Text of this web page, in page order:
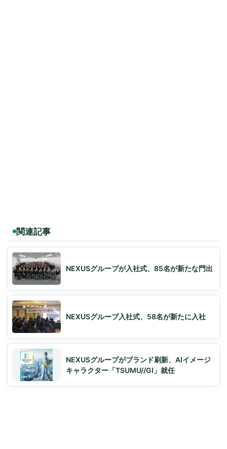
関連記事
NEXUSグループが入社式、85名が新たな門出
NEXUSグループ入社式、58名が新たに入社
NEXUSグループがブランド刷新、AIイメージ
キャラクター「TSUMU//GI」就任